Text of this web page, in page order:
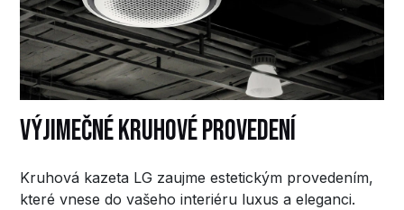
Výjimečné kruhové provedení
Kruhová kazeta LG zaujme estetickým provedením,
které vnese do vašeho interiéru luxus a eleganci.